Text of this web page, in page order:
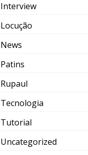
Interview
Locução
News
Patins
Rupaul
Tecnologia
Tutorial
Uncategorized